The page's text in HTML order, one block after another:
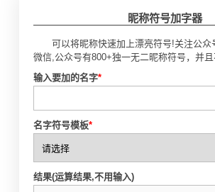
昵称符号加字器
可以将昵称快速加上漂亮符号!关注公众
微信,公众号有800+独一无二昵称符号，并且
输入要加的名字*
名字符号模板*
结果(运算结果,不用输入)